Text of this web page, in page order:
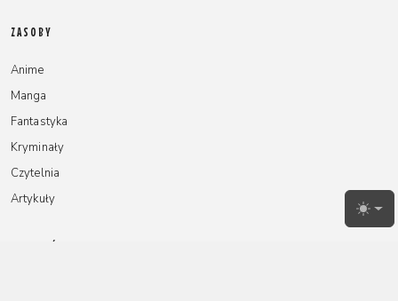
ZASOBY
Anime
Manga
Fantastyka
Kryminały
Czytelnia
Artykuły
NA SKRÓTY